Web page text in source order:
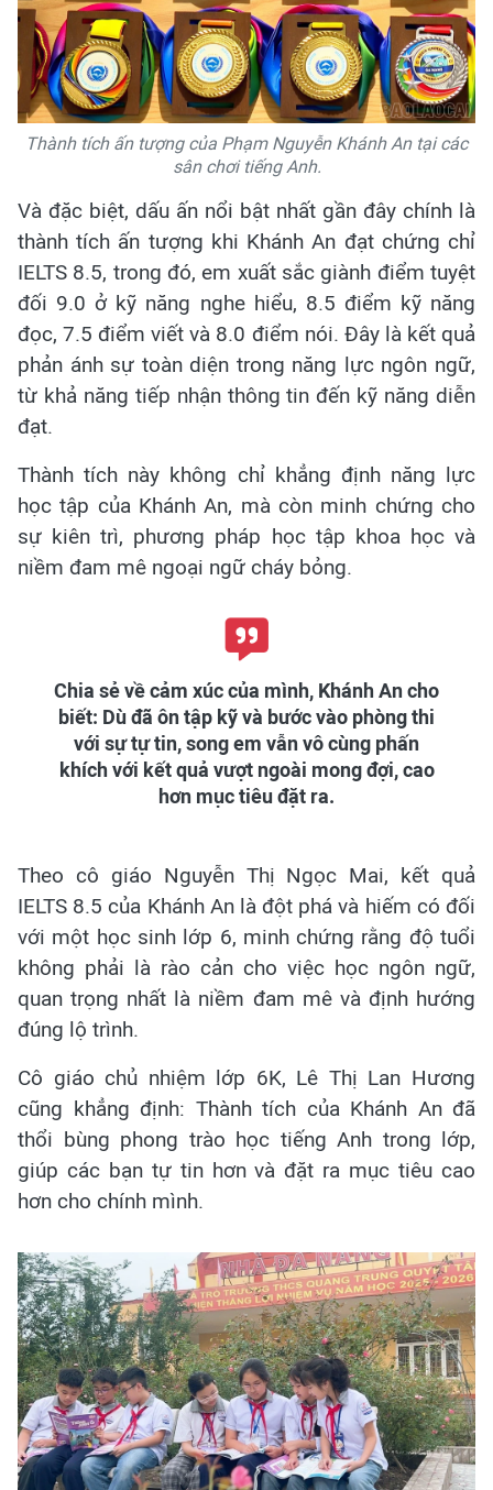
Thành tích ấn tượng của Phạm Nguyễn Khánh An tại các
sân chơi tiếng Anh.
Và đặc biệt, dấu ấn nổi bật nhất gần đây chính là
thành tích ấn tượng khi Khánh An đạt chứng chỉ
IELTS 8.5, trong đó, em xuất sắc giành điểm tuyệt
đối 9.0 ở kỹ năng nghe hiểu, 8.5 điểm kỹ năng
đọc, 7.5 điểm viết và 8.0 điểm nói. Đây là kết quả
phản ánh sự toàn diện trong năng lực ngôn ngữ,
từ khả năng tiếp nhận thông tin đến kỹ năng diễn
đạt.
Thành tích này không chỉ khẳng định năng lực
học tập của Khánh An, mà còn minh chứng cho
sự kiên trì, phương pháp học tập khoa học và
niềm đam mê ngoại ngữ cháy bỏng.
Chia sẻ về cảm xúc của mình, Khánh An cho
biết: Dù đã ôn tập kỹ và bước vào phòng thi
với sự tự tin, song em vẫn vô cùng phấn
khích với kết quả vượt ngoài mong đợi, cao
hơn mục tiêu đặt ra.
Theo cô giáo Nguyễn Thị Ngọc Mai, kết quả
IELTS 8.5 của Khánh An là đột phá và hiếm có đối
với một học sinh lớp 6, minh chứng rằng độ tuổi
không phải là rào cản cho việc học ngôn ngữ,
quan trọng nhất là niềm đam mê và định hướng
đúng lộ trình.
Cô giáo chủ nhiệm lớp 6K, Lê Thị Lan Hương
cũng khẳng định: Thành tích của Khánh An đã
thổi bùng phong trào học tiếng Anh trong lớp,
giúp các bạn tự tin hơn và đặt ra mục tiêu cao
hơn cho chính mình.